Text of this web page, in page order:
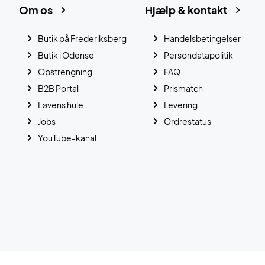
Hjælp & kontakt
Handelsbetingelser
Persondatapolitik
FAQ
Prismatch
Levering
Ordrestatus
Om os
Butik på Frederiksberg
Butik i Odense
Opstrengning
B2B Portal
Løvens hule
Jobs
YouTube-kanal